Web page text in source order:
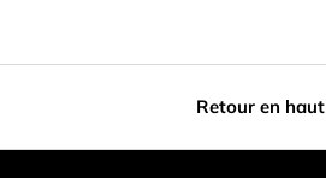
Retour en haut